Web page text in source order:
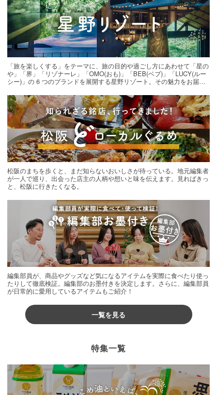
「旅を楽しくする」をテーマに、旅の目的や過ごし方にあわせて「星の
や」「界」「リゾナーレ」「OMO(おも)」「BEB(ベブ)」「LUCY(ルー
シー)」の 6 つのブランドを展開する星野リゾート。その魅力をお届け
松阪のまちを歩くと、まだ知らないおいしさが待っている。地元編集者
が一人で巡り、出会った店主の人柄や想いと味を伝えます。見ればきっ
と、松阪に行きたくなる。
編集部員が、商品やグッズなど気になるアイテムを実際に食べたり使っ
たりして徹底検証。編集部のお墨付きを決定します。さらに、編集部員
が日常的に愛用しているアイテムもご紹介！
一覧を見る
特集一覧